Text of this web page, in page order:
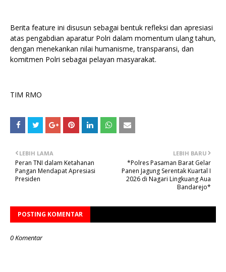
Berita feature ini disusun sebagai bentuk refleksi dan apresiasi
atas pengabdian aparatur Polri dalam momentum ulang tahun,
dengan menekankan nilai humanisme, transparansi, dan
komitmen Polri sebagai pelayan masyarakat.
TIM RMO
LEBIH BARU
*Polres Pasaman Barat Gelar
Panen Jagung Serentak Kuartal I
2026 di Nagari Lingkuang Aua
Bandarejo*
LEBIH LAMA
Peran TNI dalam Ketahanan
Pangan Mendapat Apresiasi
Presiden
POSTING KOMENTAR
0 Komentar